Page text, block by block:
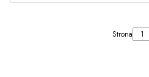
Strona